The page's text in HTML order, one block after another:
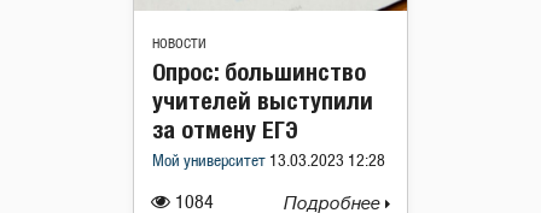
НОВОСТИ
1084
Опрос: большинство
учителей выступили
за отмену ЕГЭ
Мой университет 13.03.2023 12:28
Подробнее